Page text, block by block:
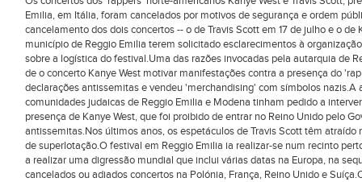
Emilia, em Itália, foram cancelados por motivos de segurança e ordem
cancelamento dos dois concertos -- o de Travis Scott em 17 de julho e o
município de Reggio Emilia terem solicitado esclarecimentos à
sobre a logística do festival.Uma das razões invocadas pela autarquia de
de o concerto Kanye West motivar manifestações contra a presença do
declarações antissemitas e vendeu 'merchandising' com símbolos nazis.A
comunidades judaicas de Reggio Emilia e Modena tinham pedido a
presença de Kanye West, que foi proibido de entrar no Reino Unido pelo
antissemitas.Nos últimos anos, os espetáculos de Travis Scott têm
de superlotação.O festival em Reggio Emilia ia realizar-se num recinto
a realizar uma digressão mundial que inclui várias datas na Europa, na
cancelados ou adiados concertos na Polónia, França, Reino Unido e